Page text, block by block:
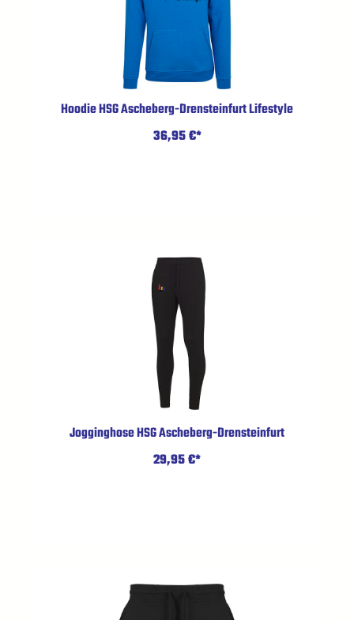
Hoodie HSG Ascheberg-Drensteinfurt Lifestyle
36,95 €*
Jogginghose HSG Ascheberg-Drensteinfurt
29,95 €*